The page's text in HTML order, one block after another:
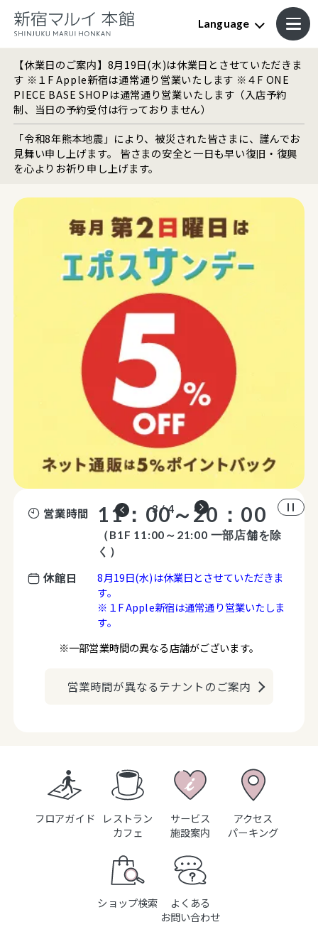
Language
【休業日のご案内】8月19日(水)は休業日とさせていただきま
す ※１F Apple新宿は通常通り営業いたします ※４F ONE
PIECE BASE SHOPは通常通り営業いたします（入店予約
制、当日の予約受付は行っておりません）
「令和8年熊本地震」により、被災された皆さまに、謹んでお
見舞い申し上げます。 皆さまの安全と一日も早い復旧・復興
を心よりお祈り申し上げます。
4 / 4
営業時間 11：00～20：00
（B1F 11:00～21:00 一部店舗を除
く）
休館日
8月19日(水)は休業日とさせていただきま
す。
※１F Apple新宿は通常通り営業いたしま
す。
※一部営業時間の異なる店舗がございます。
営業時間が異なるテナントのご案内
フロアガイド
アクセス
パーキング
レストラン
カフェ
ショップ検索
サービス
施設案内
よくある
お問い合わせ